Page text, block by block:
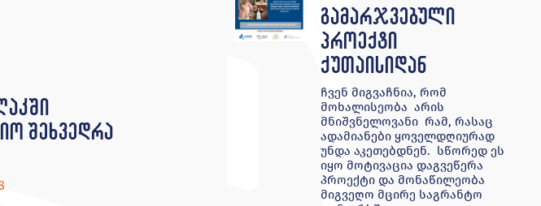
შეხვედრა
გამარჯვებული
პროექტი
ქუთაისიდან
ჩვენ მიგვაჩნია, რომ
მოხალისეობა არის
მნიშვნელოვანი რამ, რასაც
ადამიანები ყოველდღიურად
უნდა აკეთებდნენ. სწორედ ეს
იყო მოტივაცია დაგვეწერა
პროექტი და მონაწილეობა
მიგვეღო მცირე საგრანტო